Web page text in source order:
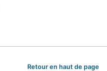
Retour en haut de page